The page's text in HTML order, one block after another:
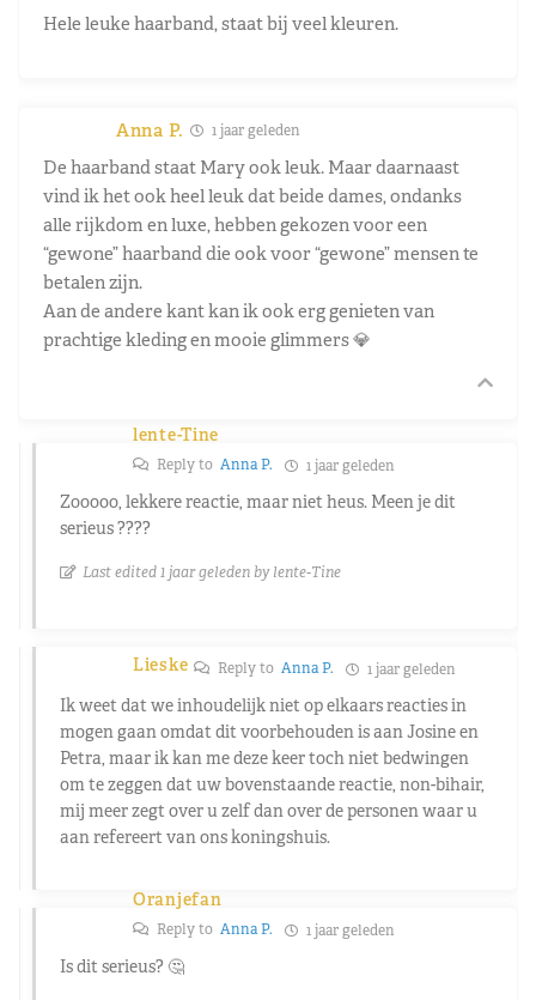
Hele leuke haarband, staat bij veel kleuren.
Anna P. 1 jaar geleden
De haarband staat Mary ook leuk. Maar daarnaast
vind ik het ook heel leuk dat beide dames, ondanks
alle rijkdom en luxe, hebben gekozen voor een
“gewone” haarband die ook voor “gewone” mensen te
betalen zijn.
Aan de andere kant kan ik ook erg genieten van
prachtige kleding en mooie glimmers 💎
lente-Tine
Reply to Anna P. 1 jaar geleden
Zooooo, lekkere reactie, maar niet heus. Meen je dit
serieus ????
Last edited 1 jaar geleden by lente-Tine
Lieske Reply toAnna P. 1 jaar geleden
Ik weet dat we inhoudelijk niet op elkaars reacties in
mogen gaan omdat dit voorbehouden is aan Josine en
Petra, maar ik kan me deze keer toch niet bedwingen
om te zeggen dat uw bovenstaande reactie, non-bihair,
mij meer zegt over u zelf dan over de personen waar u
aan refereert van ons koningshuis.
Oranjefan
Reply to Anna P. 1 jaar geleden
Is dit serieus? 🤔